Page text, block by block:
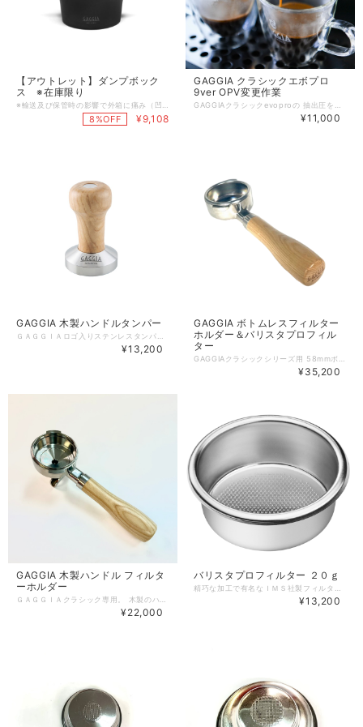
【アウトレット】ダンプボック
ス ※在庫限り
8%OFF ¥9,108
GAGGIA クラシックエボプロ
9ver OPV変更作業
¥11,000
GAGGIA 木製ハンドルタンパー
¥13,200
GAGGIA ボトムレスフィルター
ホルダー＆バリスタプロフィル
ター
¥35,200
GAGGIA 木製ハンドル フィルタ
ーホルダー
¥22,000
バリスタプロフィルター ２０ｇ
¥13,200